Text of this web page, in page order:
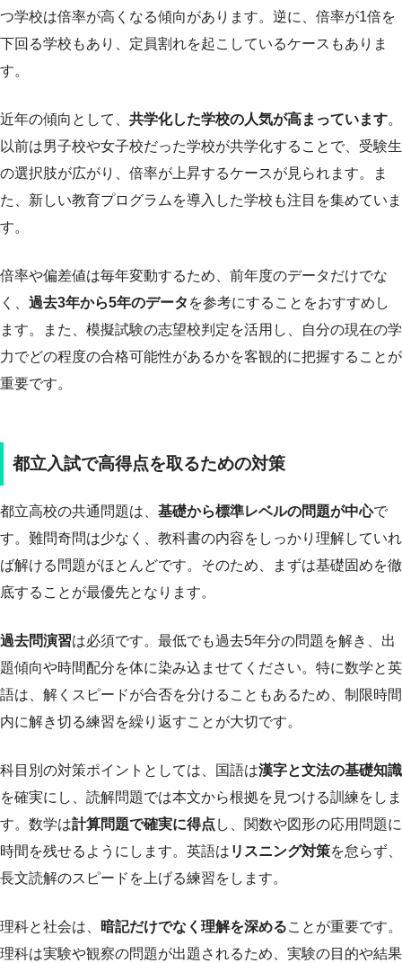
つ学校は倍率が高くなる傾向があります。逆に、倍率が1倍を
下回る学校もあり、定員割れを起こしているケースもありま
す。
近年の傾向として、 共学化した学校の人気が高まっています。
以前は男子校や女子校だった学校が共学化することで、受験生
の選択肢が広がり、倍率が上昇するケースが見られます。ま
た、新しい教育プログラムを導入した学校も注目を集めていま
す。
倍率や偏差値は毎年変動するため、前年度のデータだけでな
く、 過去3年から5年のデータ を参考にすることをおすすめし
ます。また、模擬試験の志望校判定を活用し、自分の現在の学
力でどの程度の合格可能性があるかを客観的に把握することが
重要です。
都立入試で高得点を取るための対策
都立高校の共通問題は、 基礎から標準レベルの問題が中心で
す。難問奇問は少なく、教科書の内容をしっかり理解していれ
ば解ける問題がほとんどです。そのため、まずは基礎固めを徹
底することが最優先となります。
過去問演習は必須です。最低でも過去5年分の問題を解き、出
題傾向や時間配分を体に染み込ませてください。特に数学と英
語は、解くスピードが合否を分けることもあるため、制限時間
内に解き切る練習を繰り返すことが大切です。
科目別の対策ポイントとしては、国語は漢字と文法の基礎知識
を確実にし、読解問題では本文から根拠を見つける訓練をしま
す。数学は計算問題で確実に得点 し、関数や図形の応用問題に
時間を残せるようにします。英語は リスニング対策を怠らず、
長文読解のスピードを上げる練習をします。
理科と社会は、 暗記だけでなく理解を深めることが重要です。
理科は実験や観察の問題が出題されるため、実験の目的や結果